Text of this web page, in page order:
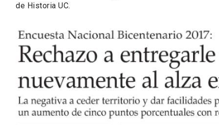
de Historia UC.